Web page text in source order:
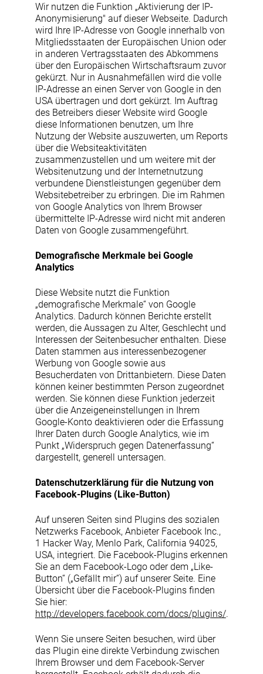
Wir nutzen die Funktion „Aktivierung der IP-
Anonymisierung" auf dieser Webseite. Dadurch
wird Ihre IP-Adresse von Google innerhalb von
Mitgliedsstaaten der Europäischen Union oder
in anderen Vertragsstaaten des Abkommens
über den Europäischen Wirtschaftsraum zuvor
gekürzt. Nur in Ausnahmefällen wird die volle
IP-Adresse an einen Server von Google in den
USA übertragen und dort gekürzt. Im Auftrag
des Betreibers dieser Website wird Google
diese Informationen benutzen, um Ihre
Nutzung der Website auszuwerten, um Reports
über die Websiteaktivitäten
zusammenzustellen und um weitere mit der
Websitenutzung und der Internetnutzung
verbundene Dienstleistungen gegenüber dem
Websitebetreiber zu erbringen. Die im Rahmen
von Google Analytics von Ihrem Browser
übermittelte IP-Adresse wird nicht mit anderen
Daten von Google zusammengeführt.
Demografische Merkmale bei Google
Analytics
Diese Website nutzt die Funktion
„demografische Merkmale“ von Google
Analytics. Dadurch können Berichte erstellt
werden, die Aussagen zu Alter, Geschlecht und
Interessen der Seitenbesucher enthalten. Diese
Daten stammen aus interessenbezogener
Werbung von Google sowie aus
Besucherdaten von Drittanbietern. Diese Daten
können keiner bestimmten Person zugeordnet
werden. Sie können diese Funktion jederzeit
über die Anzeigeneinstellungen in Ihrem
Google-Konto deaktivieren oder die Erfassung
Ihrer Daten durch Google Analytics, wie im
Punkt „Widerspruch gegen Datenerfassung“
dargestellt, generell untersagen.
Datenschutzerklärung für die Nutzung von
Facebook-Plugins (Like-Button)
Auf unseren Seiten sind Plugins des sozialen
Netzwerks Facebook, Anbieter Facebook Inc.,
1 Hacker Way, Menlo Park, California 94025,
USA, integriert. Die Facebook-Plugins erkennen
Sie an dem Facebook-Logo oder dem „Like-
Button“ („Gefällt mir“) auf unserer Seite. Eine
Übersicht über die Facebook-Plugins finden
Sie hier:
http://developers.facebook.com/docs/plugins/.
Wenn Sie unsere Seiten besuchen, wird über
das Plugin eine direkte Verbindung zwischen
Ihrem Browser und dem Facebook-Server